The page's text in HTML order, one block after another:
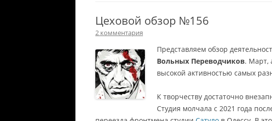
Цеховой обзор №156
2 комментария
Представляем обзор
Вольных Переводчиков. Март,
высокой активностью самых
К творчеству достаточно
Студия молчала с 2021 года